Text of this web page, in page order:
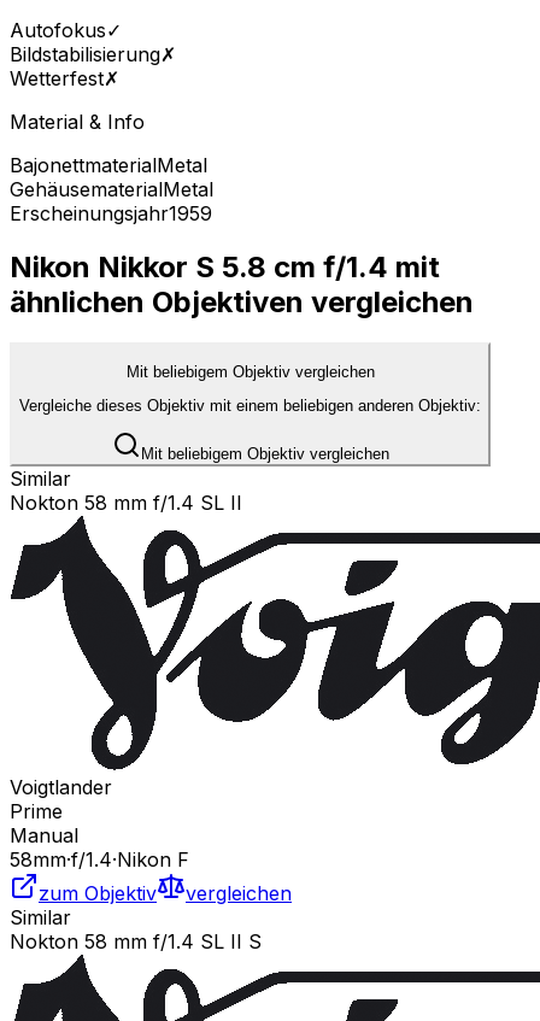
Autofokus✓
Bildstabilisierung✗
Wetterfest✗
Material & Info
BajonettmaterialMetal
GehäusematerialMetal
Erscheinungsjahr1959
Nikon Nikkor S 5.8 cm f/1.4 mit
ähnlichen Objektiven vergleichen
Mit beliebigem Objektiv vergleichen
Vergleiche dieses Objektiv mit einem beliebigen anderen Objektiv:
Mit beliebigem Objektiv vergleichen
Similar
Nokton 58 mm f/1.4 SL II
Voigtlander
Prime
Manual
58mm·f/1.4·Nikon F
zum Objektiv
vergleichen
Similar
Nokton 58 mm f/1.4 SL II S